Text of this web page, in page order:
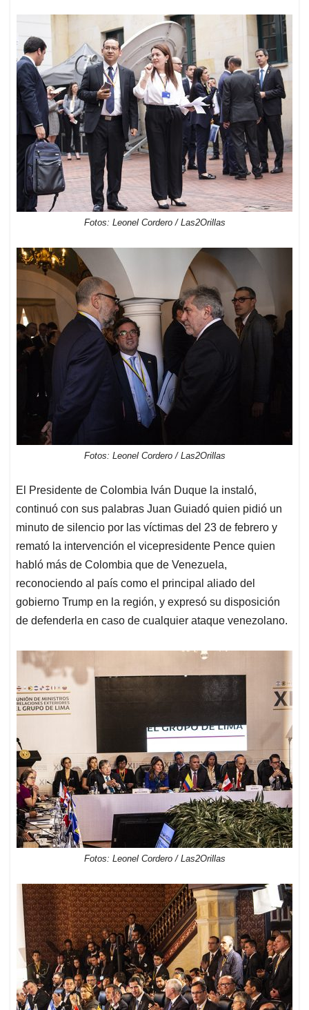
Fotos: Leonel Cordero / Las2Orillas
Fotos: Leonel Cordero / Las2Orillas
El Presidente de Colombia Iván Duque la instaló,
continuó con sus palabras Juan Guiadó quien pidió un
minuto de silencio por las víctimas del 23 de febrero y
remató la intervención el vicepresidente Pence quien
habló más de Colombia que de Venezuela,
reconociendo al país como el principal aliado del
gobierno Trump en la región, y expresó su disposición
de defenderla en caso de cualquier ataque venezolano.
Fotos: Leonel Cordero / Las2Orillas